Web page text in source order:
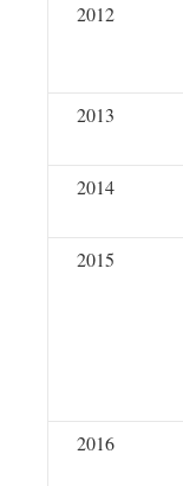
2012
2013
2014
2015
2016